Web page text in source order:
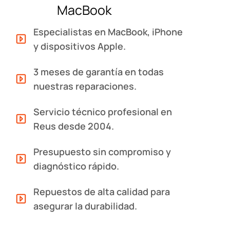
MacBook
Especialistas en MacBook, iPhone
y dispositivos Apple.
3 meses de garantía en todas
nuestras reparaciones.
Servicio técnico profesional en
Reus desde 2004.
Presupuesto sin compromiso y
diagnóstico rápido.
Repuestos de alta calidad para
asegurar la durabilidad.